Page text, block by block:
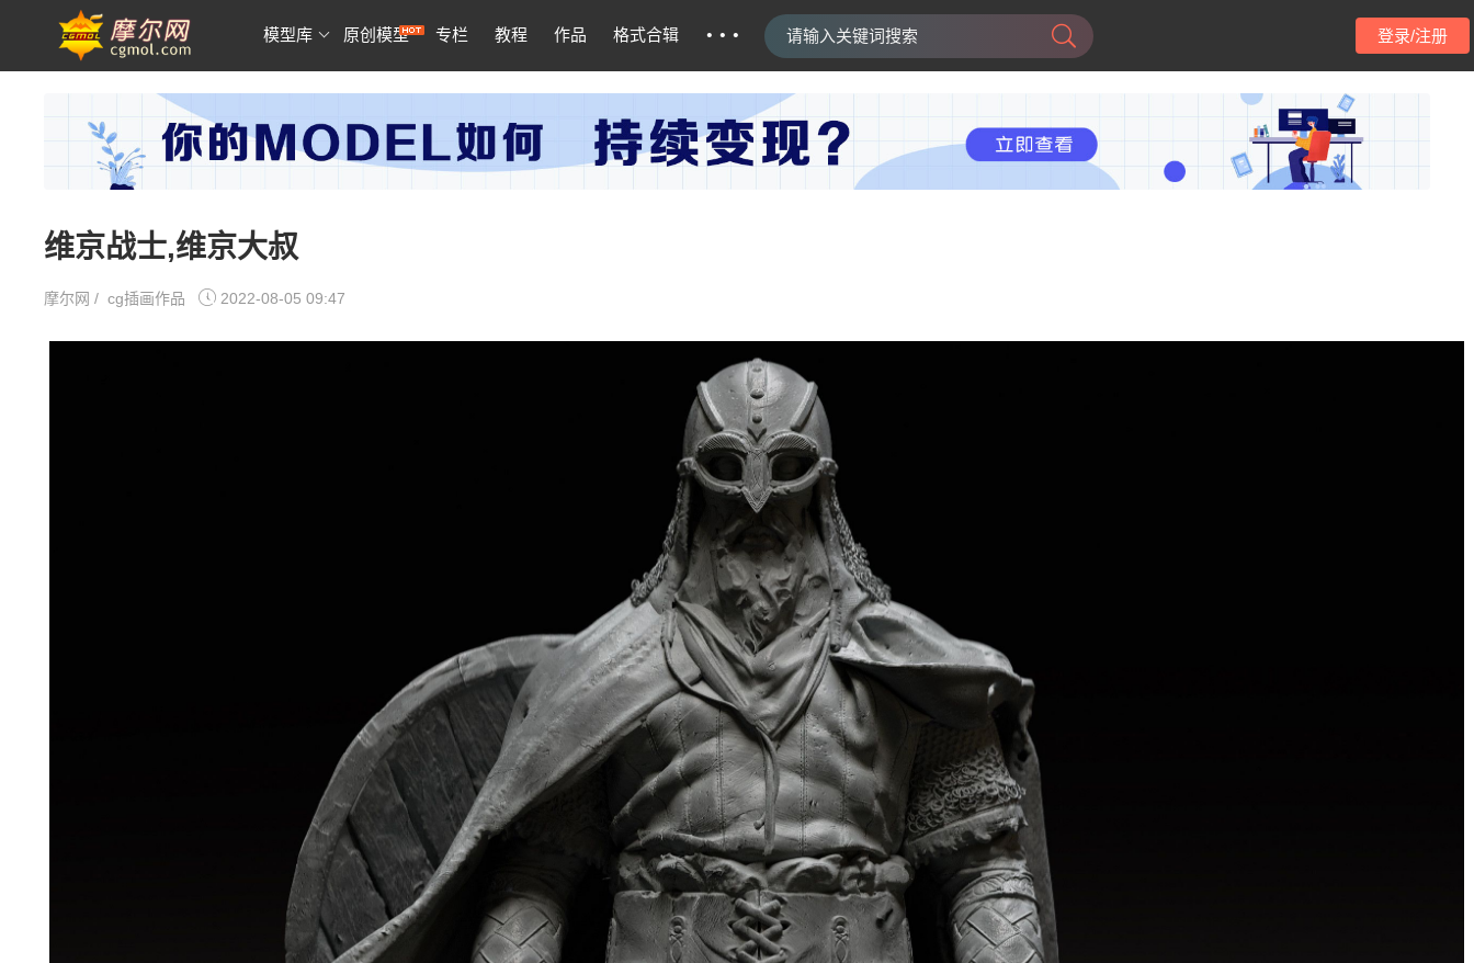
模型库 原创模型 专栏 教程 作品 格式合辑 ··· 登录/注册
维京战士,维京大叔
摩尔网 / cg插画作品 2022-08-05 09:47